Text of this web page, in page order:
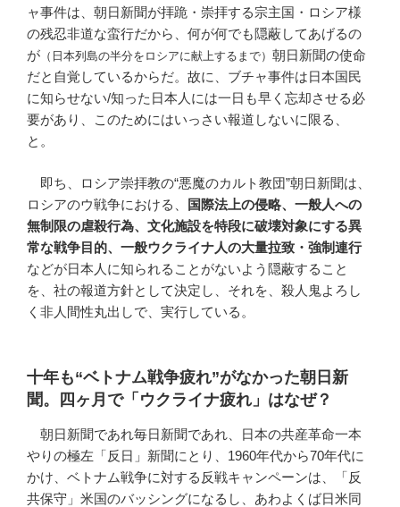
ャ事件は、朝日新聞が拝跪・崇拝する宗主国・ロシア様
の残忍非道な蛮行だから、何が何でも隠蔽してあげるの
が （日本列島の半分をロシアに献上するまで） 朝日新聞の使命
だと自覚しているからだ。故に、ブチャ事件は日本国民
に知らせない/知った日本人には一日も早く忘却させる必
要があり、このためにはいっさい報道しないに限る、
と。
即ち、ロシア崇拝教の“悪魔のカルト教団”朝日新聞は、
ロシアのウ戦争における、
国際法上の侵略、一般人への
無制限の虐殺行為、文化施設を特段に破壊対象にする異
常な戦争目的、一般ウクライナ人の大量拉致・強制連行
などが日本人に知られることがないよう隠蔽すること
を、社の報道方針として決定し、それを、殺人鬼よろし
く非人間性丸出しで、実行している。
十年も“ベトナム戦争疲れ”がなかった朝日新
聞。四ヶ月で「ウクライナ疲れ」はなぜ？
朝日新聞であれ毎日新聞であれ、日本の共産革命一本
やりの極左「反日」新聞にとり、1960年代から70年代に
かけ、ベトナム戦争に対する反戦キャンペーンは、「反
共保守」米国のバッシングになるし、あわよくば日米同